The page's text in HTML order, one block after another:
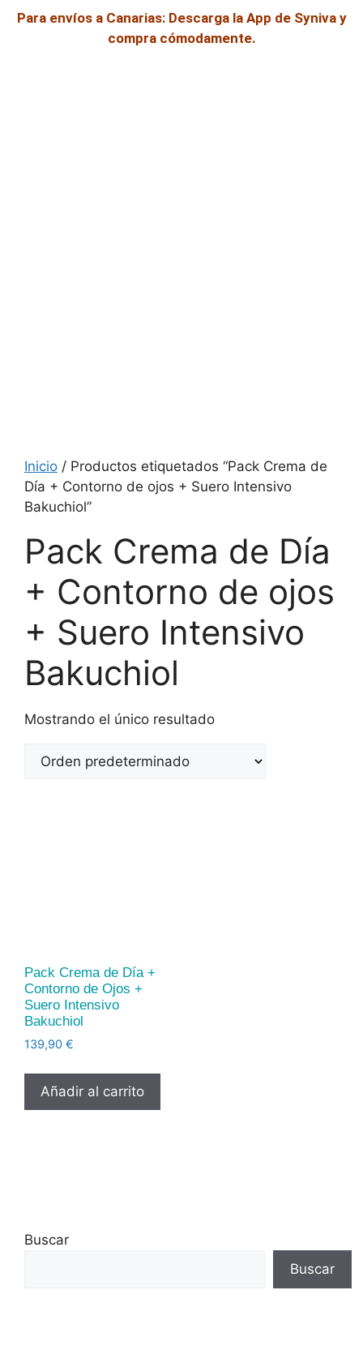
Para envíos a Canarias: Descarga la App de Syniva y
compra cómodamente.
Inicio / Productos etiquetados “Pack Crema de
Día + Contorno de ojos + Suero Intensivo
Bakuchiol”
Pack Crema de Día
+ Contorno de ojos
+ Suero Intensivo
Bakuchiol
Mostrando el único resultado
Pack Crema de Día +
Contorno de Ojos +
Suero Intensivo
Bakuchiol
139,90 €
Añadir al carrito
Buscar
Buscar